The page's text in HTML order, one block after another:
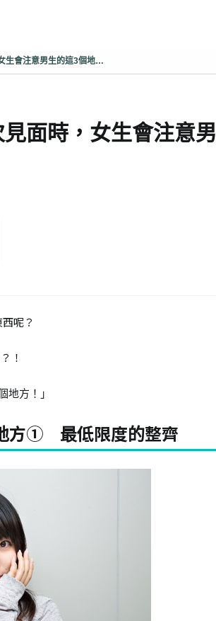
徹底調査！ 第一次見面時，女生會注意男生的這3個地方！
面時，女生會注意男
呢？
！
地方！」
方① 最低限度的整齊